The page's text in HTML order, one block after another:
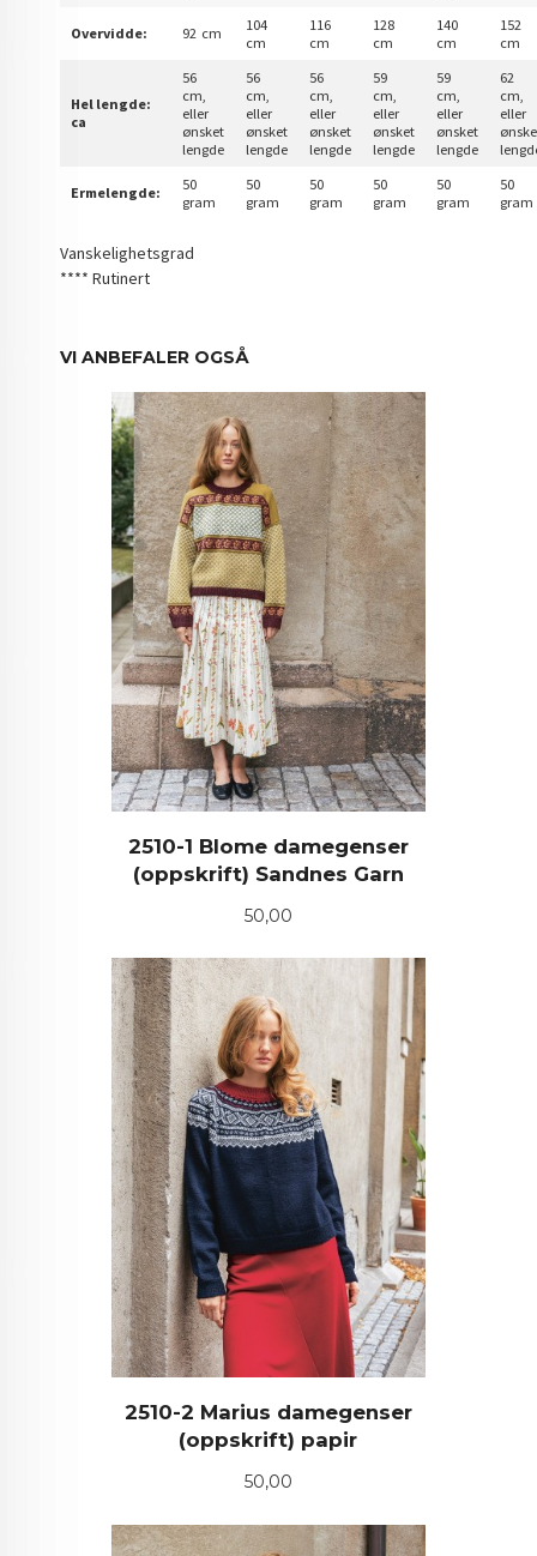
Overvidde: 92 cm
104
cm
116
cm
128
cm
140
cm
152
cm
Hel lengde:
ca
56
cm,
eller
ønsket
lengde
56
cm,
eller
ønsket
lengde
56
cm,
eller
ønsket
lengde
59
cm,
eller
ønsket
lengde
59
cm,
eller
ønsket
lengde
62
cm,
eller
Ermelengde:
50
gram
50
gram
50
gram
50
gram
50
gram
50
gram
Vanskelighetsgrad
**** Rutinert
VI ANBEFALER OGSÅ
2510-1 Blome damegenser
(oppskrift) Sandnes Garn
Pris
50,00
2510-2 Marius damegenser
(oppskrift) papir
Pris
50,00